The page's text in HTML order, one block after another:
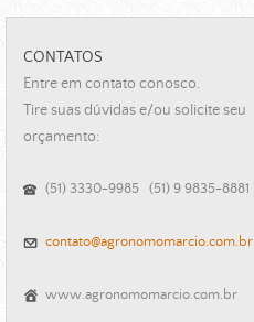
CONTATOS
Entre em contato conosco.
Tire suas dúvidas e/ou solicite seu
orçamento:
(51) 3330-9985 (51) 9 9835-8881
contato@agronomomarcio.com.br
www.agronomomarcio.com.br